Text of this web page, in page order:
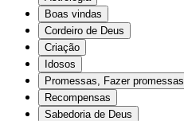
Boas vindas
Cordeiro de Deus
Criação
Idosos
Promessas, Fazer promessas
Recompensas
Sabedoria de Deus